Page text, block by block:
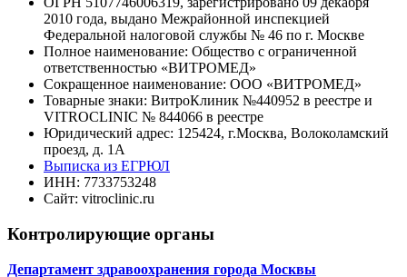
2010 года, выдано Межрайонной инспекцией
Федеральной налоговой службы № 46 по г. Москве
Полное наименование: Общество с ограниченной
ответственностью «ВИТРОМЕД»
Сокращенное наименование: ООО «ВИТРОМЕД»
Товарные знаки: ВитроКлиник №440952 в реестре и
VITROCLINIC № 844066 в реестре
Юридический адрес: 125424, г.Москва, Волоколамский
проезд, д. 1А
Выписка из ЕГРЮЛ
ИНН: 7733753248
Сайт: vitroclinic.ru
Контролирующие органы
Департамент здравоохранения города Москвы